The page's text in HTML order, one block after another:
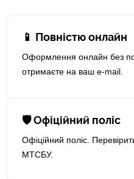
📱 Повністю онлайн
Оформлення онлайн без
отримаєте на ваш e-mail.
🛡 Офіційний поліс
Офіційний поліс.
МТСБУ.